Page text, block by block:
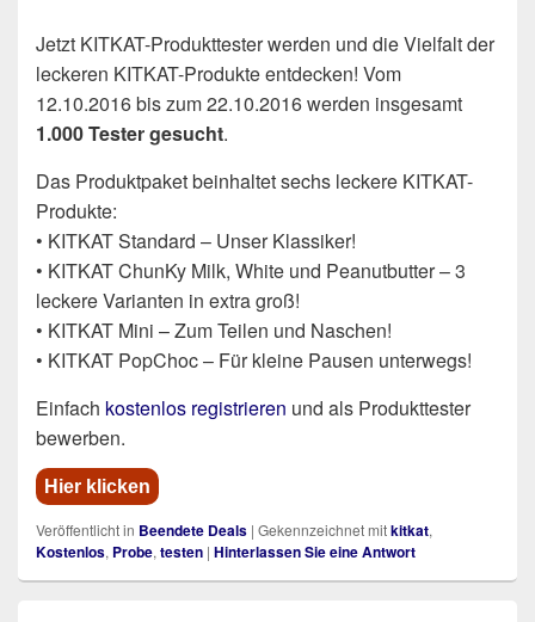
Jetzt KITKAT-Produkttester werden und die Vielfalt der
leckeren KITKAT-Produkte entdecken! Vom
12.10.2016 bis zum 22.10.2016 werden insgesamt
1.000 Tester gesucht.
Das Produktpaket beinhaltet sechs leckere KITKAT-
Produkte:
• KITKAT Standard – Unser Klassiker!
• KITKAT ChunKy Milk, White und Peanutbutter – 3
leckere Varianten in extra groß!
• KITKAT Mini – Zum Teilen und Naschen!
• KITKAT PopChoc – Für kleine Pausen unterwegs!
Einfach kostenlos registrieren und als Produkttester
bewerben.
Hier klicken
Veröffentlicht in Beendete Deals | Gekennzeichnet mitkitkat,
Kostenlos, Probe, testen | Hinterlassen Sie eine Antwort